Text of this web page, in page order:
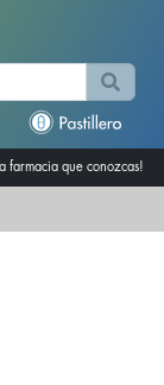
farmacia que conozcas!